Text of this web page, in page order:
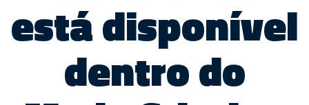
está disponível
dentro do